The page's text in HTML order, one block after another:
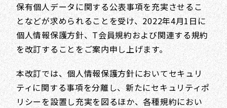
保有個人データに関する公表事項を充実させるこ
となどが求められることを受け、2022年4月1日に
個人情報保護方針、T会員規約および関連する規約
を改訂することをご案内申し上げます。
本改訂では、個人情報保護方針においてセキュリ
ティに関する事項を分離し、新たにセキュリティポ
リシーを設置し充実を図るほか、各種規約におい